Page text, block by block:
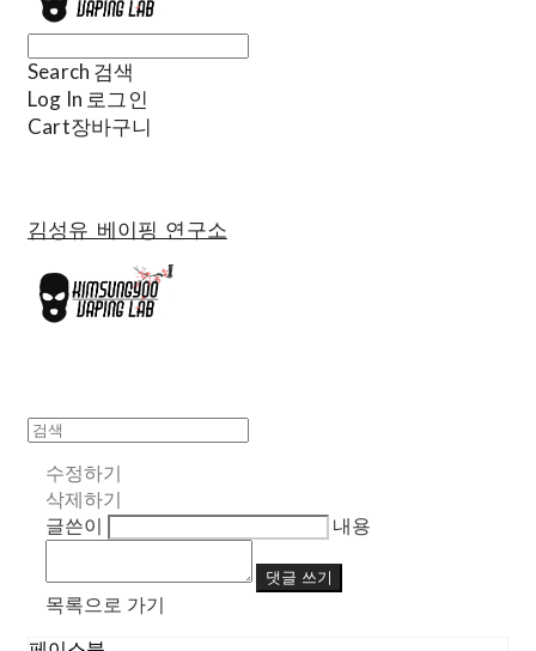
Search 검색
Log In 로그인
Cart장바구니
김성유 베이핑 연구소
수정하기
삭제하기
글쓴이
내용
댓글 쓰기
목록으로 가기